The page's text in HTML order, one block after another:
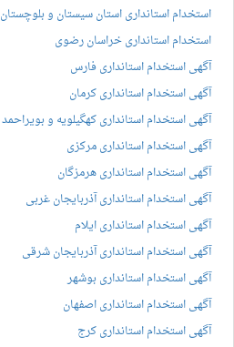
استخدام استانداری استان سیستان و بلوچستان
استخدام استانداری خراسان رضوی
آگهی استخدام استانداری فارس
آگهی استخدام استانداری کرمان
آگهی استخدام استانداری کهگیلویه و بویراحمد
آگهی استخدام استانداری مرکزی
آگهی استخدام استانداری هرمزگان
آگهی استخدام استانداری آذربایجان غربی
آگهی استخدام استانداری ایلام
آگهی استخدام استانداری آذربایجان شرقی
آگهی استخدام استانداری بوشهر
آگهی استخدام استانداری اصفهان
آگهی استخدام استانداری کرج